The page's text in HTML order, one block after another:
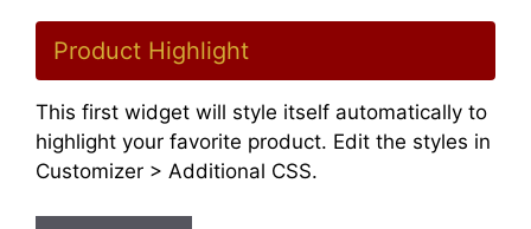
Product Highlight
This first widget will style itself automatically to
highlight your favorite product. Edit the styles in
Customizer > Additional CSS.